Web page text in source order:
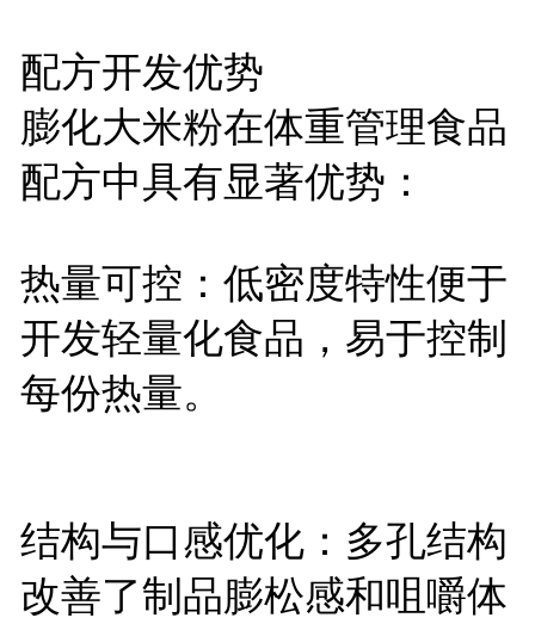
配方开发优势
膨化大米粉在体重管理食品
配方中具有显著优势：
热量可控：低密度特性便于
开发轻量化食品，易于控制
每份热量。
结构与口感优化：多孔结构
改善了制品膨松感和咀嚼体